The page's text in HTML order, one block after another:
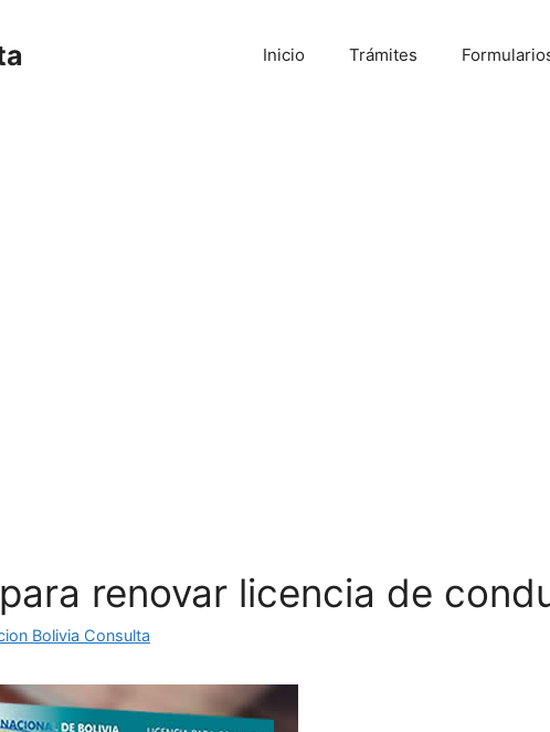
Inicio Trámites
renovar licencia de
Bolivia Consulta